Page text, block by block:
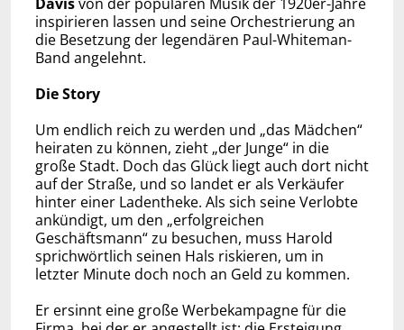
Davisvon der populären Musik der 1920er-Jahre
inspirieren lassen und seine Orchestrierung an
die Besetzung der legendären Paul-Whiteman-
Band angelehnt.
Die Story
Um endlich reich zu werden und „das Mädchen“
heiraten zu können, zieht „der Junge“ in die
große Stadt. Doch das Glück liegt auch dort nicht
auf der Straße, und so landet er als Verkäufer
hinter einer Ladentheke. Als sich seine Verlobte
ankündigt, um den „erfolgreichen
Geschäftsmann“ zu besuchen, muss Harold
sprichwörtlich seinen Hals riskieren, um in
letzter Minute doch noch an Geld zu kommen.
Er ersinnt eine große Werbekampagne für die